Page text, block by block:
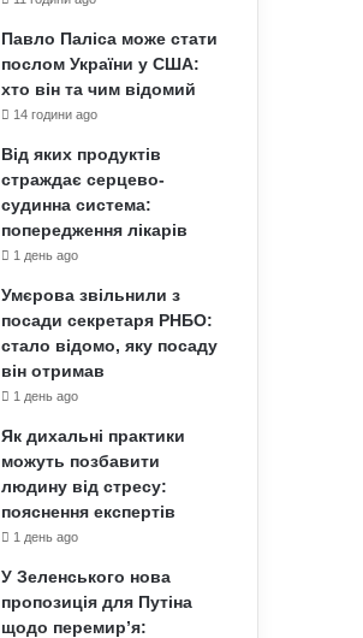
Павло Паліса може стати
послом України у США:
хто він та чим відомий
14 години ago
Від яких продуктів
страждає серцево-
судинна система:
попередження лікарів
1 день ago
Умєрова звільнили з
посади секретаря РНБО:
стало відомо, яку посаду
він отримав
1 день ago
Як дихальні практики
можуть позбавити
людину від стресу:
пояснення експертів
1 день ago
У Зеленського нова
пропозиція для Путіна
щодо перемир’я: